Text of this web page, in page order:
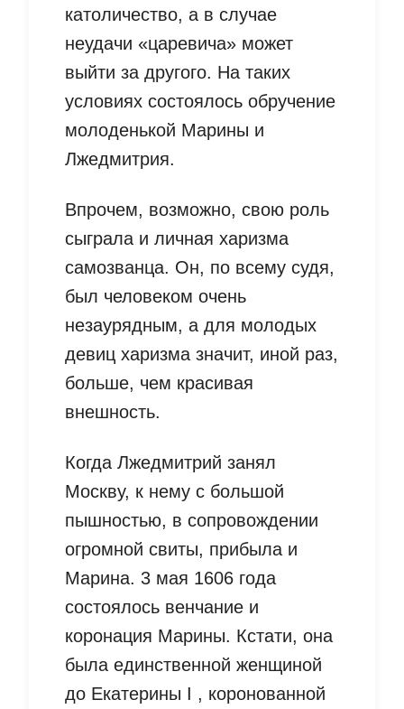
католичество, а в случае
неудачи «царевича» может
выйти за другого. На таких
условиях состоялось обручение
молоденькой Марины и
Лжедмитрия.
Впрочем, возможно, свою роль
сыграла и личная харизма
самозванца. Он, по всему судя,
был человеком очень
незаурядным, а для молодых
девиц харизма значит, иной раз,
больше, чем красивая
внешность.
Когда Лжедмитрий занял
Москву, к нему с большой
пышностью, в сопровождении
огромной свиты, прибыла и
Марина. 3 мая 1606 года
состоялось венчание и
коронация Марины. Кстати, она
была единственной женщиной
до Екатерины I , коронованной